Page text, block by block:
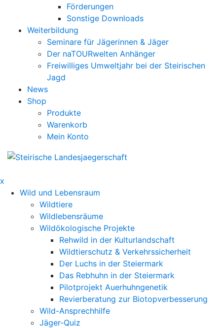
Förderungen
Sonstige Downloads
Weiterbildung
Seminare für Jägerinnen & Jäger
Der naTOURwelten Anhänger
Freiwilliges Umweltjahr bei der Steirischen
Jagd
News
Shop
Produkte
Warenkorb
Mein Konto
x
Wild und Lebensraum
Wildtiere
Wildlebensräume
Wildökologische Projekte
Rehwild in der Kulturlandschaft
Wildtierschutz & Verkehrssicherheit
Der Luchs in der Steiermark
Das Rebhuhn in der Steiermark
Pilotprojekt Auerhuhngenetik
Revierberatung zur Biotopverbesserung
Wild-Ansprechhilfe
Jäger-Quiz